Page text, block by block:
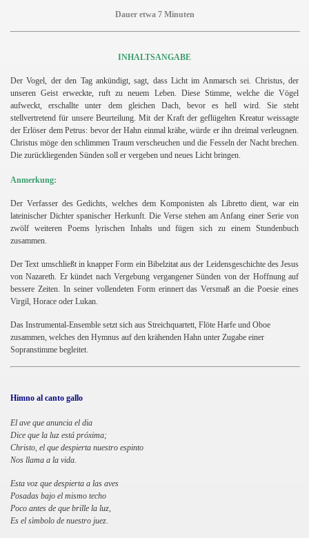
Dauer etwa 7 Minuten
INHALTSANGABE
Der Vogel, der den Tag ankündigt, sagt, dass Licht im Anmarsch sei. Christus, der
unseren Geist erweckte, ruft zu neuem Leben. Diese Stimme, welche die Vögel
aufweckt, erschallte unter dem gleichen Dach, bevor es hell wird. Sie steht
stellvertretend für unsere Beurteilung. Mit der Kraft der geflügelten Kreatur weissagte
der Erlöser dem Petrus: bevor der Hahn einmal krähe, würde er ihn dreimal verleugnen.
Christus möge den schlimmen Traum verscheuchen und die Fesseln der Nacht brechen.
Die zurückliegenden Sünden soll er vergeben und neues Licht bringen.
Anmerkung:
Der Verfasser des Gedichts, welches dem Komponisten als Libretto dient, war ein
lateinischer Dichter spanischer Herkunft. Die Verse stehen am Anfang einer Serie von
zwölf weiteren Poems lyrischen Inhalts und fügen sich zu einem Stundenbuch
zusammen.
Der Text umschließt in knapper Form ein Bibelzitat aus der Leidensgeschichte des Jesus
von Nazareth. Er kündet nach Vergebung vergangener Sünden von der Hoffnung auf
bessere Zeiten. In seiner vollendeten Form erinnert das Versmaß an die Poesie eines
Virgil, Horace oder Lukan.
Das Instrumental-Ensemble setzt sich aus Streichquartett, Flöte Harfe und Oboe
zusammen, welches den Hymnus auf den krähenden Hahn unter Zugabe einer
Sopranstimme begleitet.
Himno al canto gallo
El ave que anuncia el dia
Dice que la luz está próxima;
Christo, el que despierta nuestro espinto
Nos llama a la vida.
Esta voz que despierta a las aves
Posadas bajo el mismo techo
Poco antes de que brille la luz,
Es el sìmbolo de nuestro juez.